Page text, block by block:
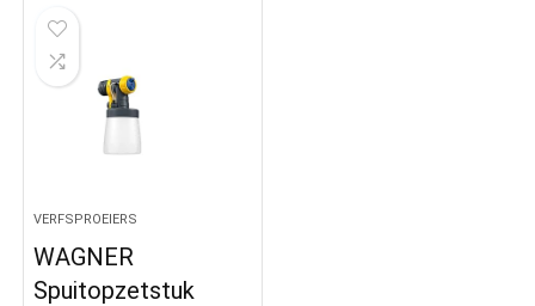
VERFSPROEIERS
WAGNER
Spuitopzetstuk